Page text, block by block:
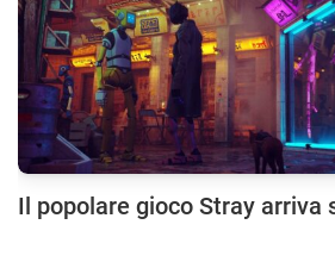
Il popolare gioco Stray arriva